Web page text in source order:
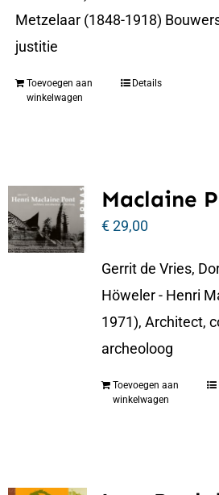
Metzelaar (1848-1918)
justitie
Toevoegen aan
winkelwagen
Details
Maclaine
€29,00
Gerrit de Vries,
Höweler - Henri
1971), Architect,
archeoloog
Toevoegen aan
winkelwagen